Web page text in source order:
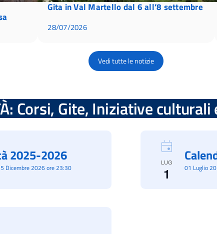
Gita in Val Martello dal 6 all’8 settembre
28/07/2026
Vedi tutte le notizie
Corsi, Gite, Iniziative
Dicembre 2026 ore 23:30
2025-2026 LUG
1 01 Luglio